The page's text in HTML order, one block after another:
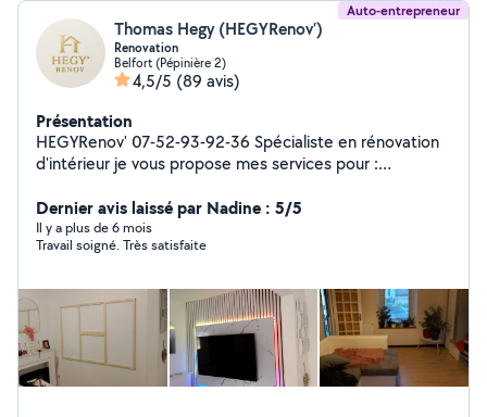
Auto-entrepreneur
Thomas Hegy (HEGYRenov’)
Renovation
Belfort (Pépinière 2)
4,5/5 (89 avis)
Présentation
HEGYRenov' 07-52-93-92-36 Spécialiste en rénovation
d'intérieur je vous propose mes services pour :
et grosse demolition Menuiserie intérieure/ext (porte,
fenetre, veranda, cuisine etcetc...) Placo - isolation -
peinture Carrelage Petit bricolage Toiture Snap :
Dernier avis laissé par Nadine : 5/5
Il y a plus de 6 mois
Travail soigné. Très satisfaite